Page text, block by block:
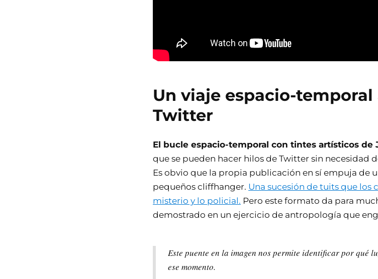
Un viaje espacio-temporal
Twitter
El bucle espacio-temporal con tintes artísticos de
que se pueden hacer hilos de Twitter sin necesidad
Es obvio que la propia publicación en sí empuja de
pequeños cliffhanger. Una sucesión de tuits que los
misterio y lo policial. Pero este formato da para
demostrado en un ejercicio de antropología que
Este puente en la imagen nos permite identificar por qué
ese momento.